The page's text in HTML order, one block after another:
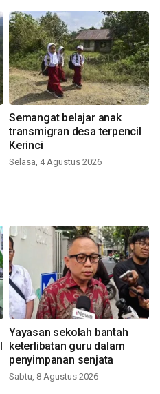
Semangat belajar anak
transmigran desa terpencil
Kerinci
Selasa, 4 Agustus 2026
Yayasan sekolah bantah
keterlibatan guru dalam
penyimpanan senjata
Sabtu, 8 Agustus 2026